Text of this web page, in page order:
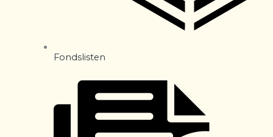
Fondslisten